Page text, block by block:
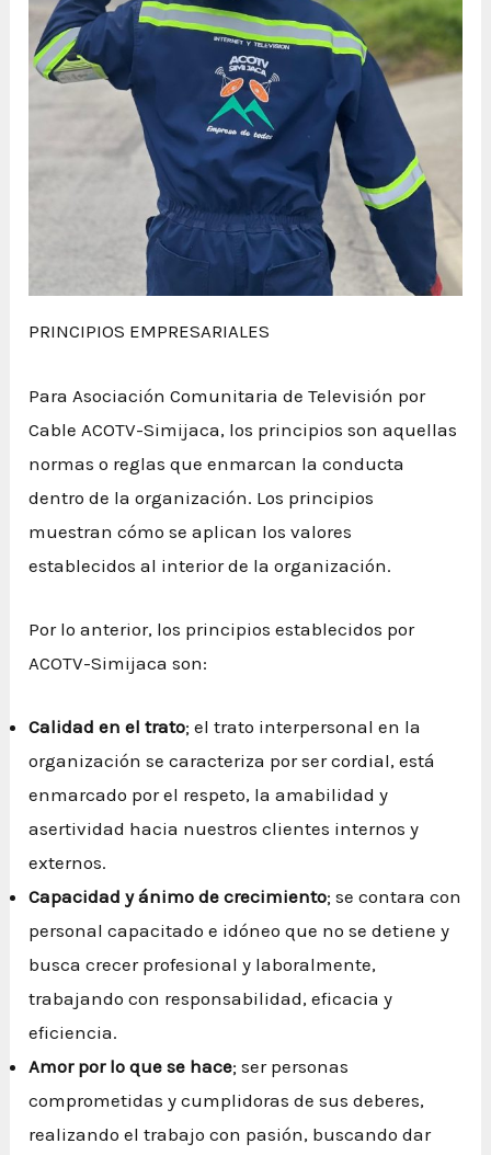
PRINCIPIOS EMPRESARIALES
Para Asociación Comunitaria de Televisión por
Cable ACOTV-Simijaca, los principios son aquellas
normas o reglas que enmarcan la conducta
dentro de la organización. Los principios
muestran cómo se aplican los valores
establecidos al interior de la organización.
Por lo anterior, los principios establecidos por
ACOTV-Simijaca son:
Calidad en el trato; el trato interpersonal en la
organización se caracteriza por ser cordial, está
enmarcado por el respeto, la amabilidad y
asertividad hacia nuestros clientes internos y
externos.
Capacidad y ánimo de crecimiento; se contara con
personal capacitado e idóneo que no se detiene y
busca crecer profesional y laboralmente,
trabajando con responsabilidad, eficacia y
eficiencia.
Amor por lo que se hace; ser personas
comprometidas y cumplidoras de sus deberes,
realizando el trabajo con pasión, buscando dar